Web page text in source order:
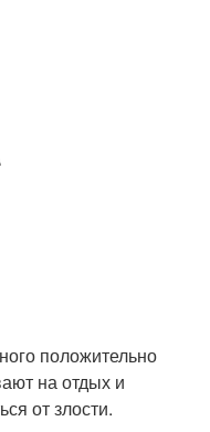
положительно
на отдых и
от злости.